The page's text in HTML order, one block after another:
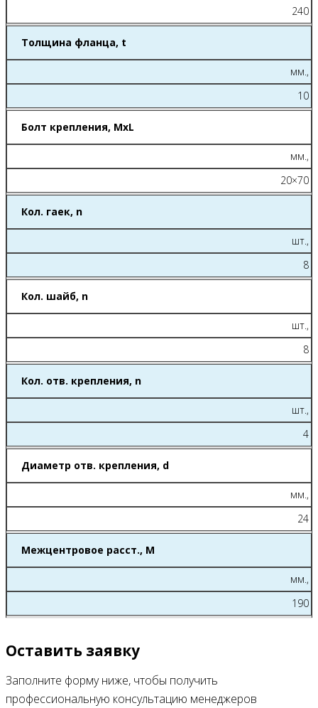
240
Толщина фланца, t
мм.,
10
Болт крепления, МхL
мм.,
20×70
Кол. гаек, n
шт.,
8
Кол. шайб, n
шт.,
8
Кол. отв. крепления, n
шт.,
4
Диаметр отв. крепления, d
мм.,
24
Межцентровое расст., M
мм.,
190
Оставить заявку
Заполните форму ниже, чтобы получить
профессиональную консультацию менеджеров